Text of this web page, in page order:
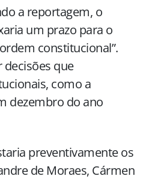
a reportagem, o
um prazo para o
constitucional”.
decisões que
como a
dezembro do ano
preventivamente os
de Moraes, Cármen